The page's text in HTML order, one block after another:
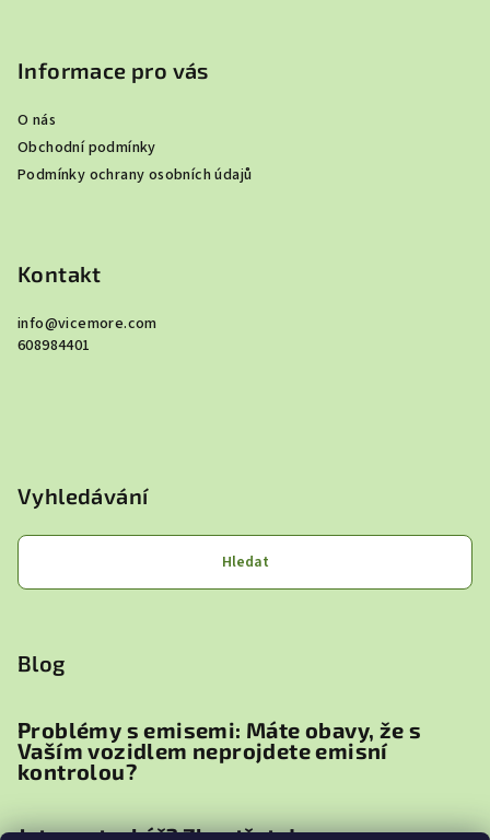
Informace pro vás
O nás
Obchodní podmínky
Podmínky ochrany osobních údajů
Kontakt
info@vicemore.com
608984401
Vyhledávání
Hledat
Blog
Problémy s emisemi: Máte obavy, že s
Vaším vozidlem neprojdete emisní
kontrolou?